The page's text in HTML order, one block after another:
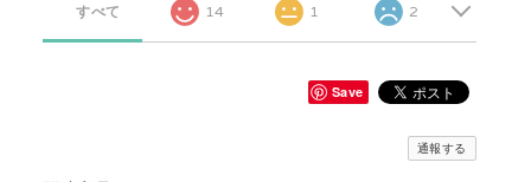
すべて 14 1 2
Save
通報する